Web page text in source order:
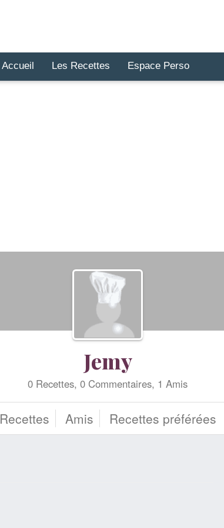
Accueil Les Recettes Espace Perso
Jemy
0 Recettes, 0 Commentaires, 1 Amis
Recettes Amis Recettes préférées